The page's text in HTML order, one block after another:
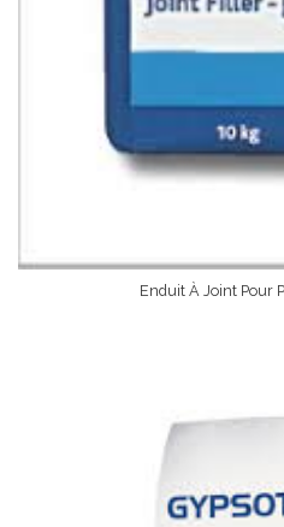
Enduit À Joint Pour
Lire La